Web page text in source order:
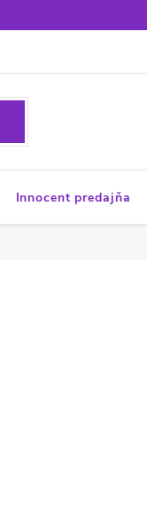
Innocent predajňa